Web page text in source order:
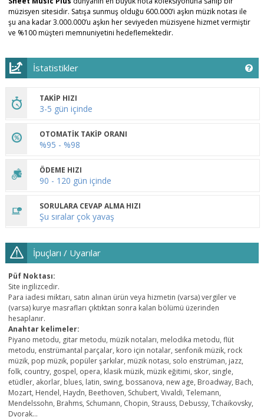
müzisyen sitesidir. Satışa sunmuş olduğu 600.000’i aşkın müzik notası ile
şu ana kadar 3.000.000’u aşkın her seviyeden müzisyene hizmet vermiştir
ve %100 müşteri memnuniyetini hedeflemektedir.
İstatistikler
TAKİP HIZI
3-5 gün içinde
OTOMATİK TAKİP ORANI
%95 - %98
ÖDEME HIZI
90 - 120 gün içinde
SORULARA CEVAP ALMA HIZI
Şu sıralar çok yavaş
İpuçları / Uyarılar
Püf Noktası:
Site ingilizcedir.
Para iadesi miktarı, satın alınan ürün veya hizmetin (varsa) vergiler ve
(varsa) kurye masrafları çıktıktan sonra kalan bölümü üzerinden
hesaplanır.
Anahtar kelimeler:
Piyano metodu, gitar metodu, müzik notaları, melodika metodu, flüt
metodu, enstrümantal parçalar, koro için notalar, senfonik müzik, rock
müzik, pop müzik, popüler şarkılar, müzik notası, solo enstrüman, jazz,
folk, country, gospel, opera, klasik müzik, müzik eğitimi, skor, single,
etüdler, akorlar, blues, latin, swing, bossanova, new age, Broadway, Bach,
Mozart, Hendel, Haydn, Beethoven, Schubert, Vivaldi, Telemann,
Mendelssohn, Brahms, Schumann, Chopin, Strauss, Debussy, Tchaikovsky,
Dvorak...